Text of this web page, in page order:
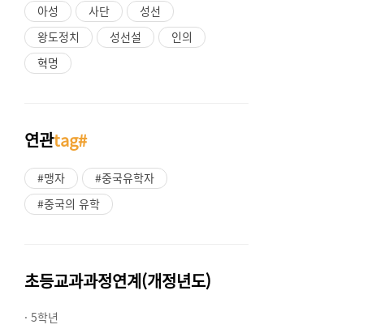
아성 사단
성선
왕도정치
성선설
인의
혁명
연관tag#
#맹자
#중국유학자
#중국의 유학
초등교과과정연계(개정년도)
· 5학년